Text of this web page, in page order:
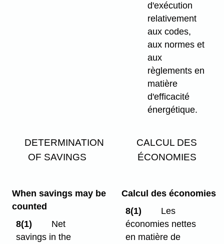
d'exécution
relativement
aux codes,
aux normes et
aux
règlements en
matière
d'efficacité
énergétique.
DETERMINATION
OF SAVINGS
CALCUL DES
ÉCONOMIES
When savings may be
counted
8(1)
Net
savings in the
Calcul des économies
8(1)
Les
économies nettes
en matière de